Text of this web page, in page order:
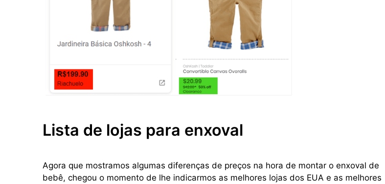
Lista de lojas para enxoval
Agora que mostramos algumas diferenças de preços na hora de montar o enxoval de
bebê, chegou o momento de lhe indicarmos as melhores lojas dos EUA e as melhores